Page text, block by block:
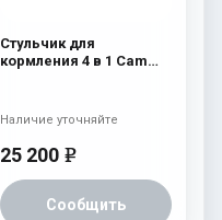
Стульчик для
кормления 4 в 1 Cam
25 200 e
Сообщить
Наличие уточняйте